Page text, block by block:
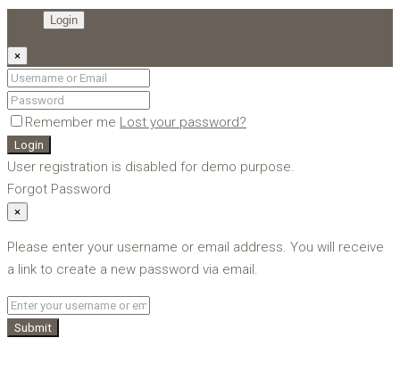
Login
×
Remember me Lost your password?
Login
User registration is disabled for demo purpose.
Forgot Password
×
Please enter your username or email address. You will receive
a link to create a new password via email.
Submit